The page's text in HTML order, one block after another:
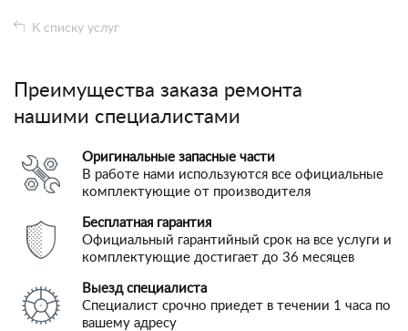
К списку услуг
Преимущества заказа ремонта
нашими специалистами
Оригинальные запасные части
В работе нами используются все официальные
комплектующие от производителя
Бесплатная гарантия
Официальный гарантийный срок на все услуги и
комплектующие достигает до 36 месяцев
Выезд специалиста
Специалист срочно приедет в течении 1 часа по
вашему адресу